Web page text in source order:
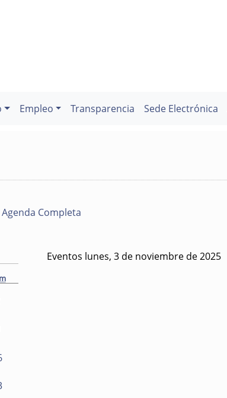
Empleo Transparencia Sede Electrónica
Agenda Completa
Eventos lunes, 3 de noviembre de 2025